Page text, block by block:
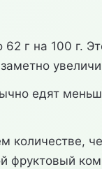
г на 100 г.
едят
количестве,
фруктовый